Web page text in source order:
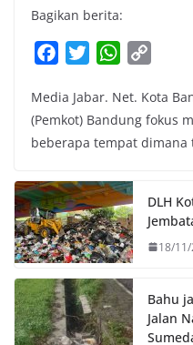
Bagikan berita:
c
e
b
o
k
i
t
t
r
W
a
t
s
p
p
p
y
L
n
k
Media Jabar. Net. Kota
(Pemkot) Bandung fokus
beberapa tempat
DLH
18/
Bahu
Jalan